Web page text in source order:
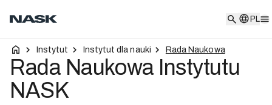
PL
Instytut Instytut dla nauki Rada Naukowa
Rada Naukowa Instytutu
NASK